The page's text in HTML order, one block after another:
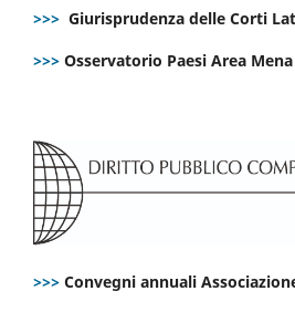
>>> Giurisprudenza delle Corti
>>> Osservatorio Paesi Area Mena
>>> Convegni annuali